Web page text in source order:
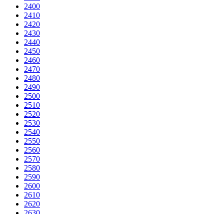
2400
2410
2420
2430
2440
2450
2460
2470
2480
2490
2500
2510
2520
2530
2540
2550
2560
2570
2580
2590
2600
2610
2620